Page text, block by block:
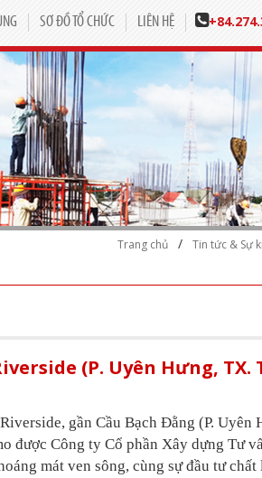
SƠ ĐỒ TỔ CHỨC LIÊN HỆ +84.
Trang chủ / Tin tức & Sự
(P. Uyên Hưng, TX.
gần Cầu Bạch Đằng (P. Uyên
được Công ty Cổ phần Xây dựng Tư
mát ven sông, cùng sự đầu tư chất